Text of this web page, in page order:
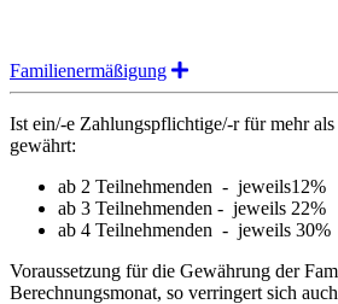
Familienermäßigung Expand
Ist ein/-e Zahlungspflichtige/-r für mehr
gewährt:
ab 2 Teilnehmenden - jeweils12%
ab 3 Teilnehmenden - jeweils 22%
ab 4 Teilnehmenden - jeweils 30%
Voraussetzung für die Gewährung der
Berechnungsmonat, so verringert sich